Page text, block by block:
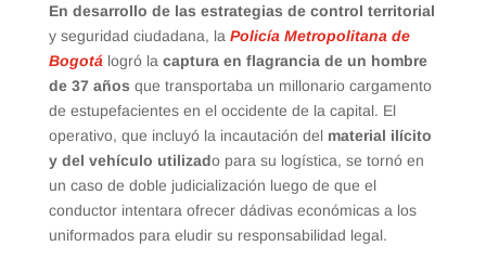
En desarrollo de las estrategias de control territorial
y seguridad ciudadana, la Policía Metropolitana de
Bogotá logró la captura en flagrancia de un hombre
de 37 años que transportaba un millonario cargamento
de estupefacientes en el occidente de la capital. El
operativo, que incluyó la incautación del material ilícito
y del vehículo utilizado para su logística, se tornó en
un caso de doble judicialización luego de que el
conductor intentara ofrecer dádivas económicas a los
uniformados para eludir su responsabilidad legal.